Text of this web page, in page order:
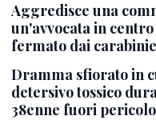
Aggredisce una
un'avvocata in
fermato dai
Dramma sfiorato in
detersivo tossico
38enne fuori pericolo